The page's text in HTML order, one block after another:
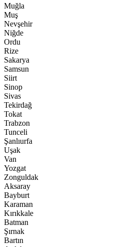
Muğla
Muş
Nevşehir
Niğde
Ordu
Rize
Sakarya
Samsun
Siirt
Sinop
Sivas
Tekirdağ
Tokat
Trabzon
Tunceli
Şanlıurfa
Uşak
Van
Yozgat
Zonguldak
Aksaray
Bayburt
Karaman
Kırıkkale
Batman
Şırnak
Bartın